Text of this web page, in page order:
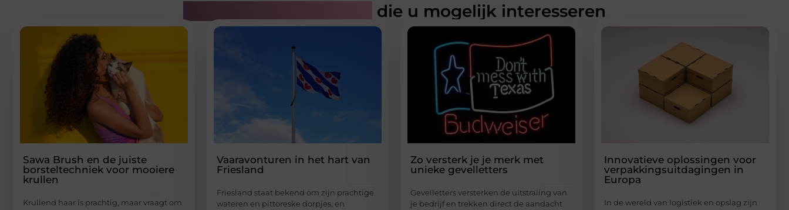
die u mogelijk interesseren
Sawa Brush en de juiste
borsteltechniek voor mooiere
krullen
Krullend haar is prachtig, maar vraagt om
Vaaravonturen in het hart van
Friesland
Friesland staat bekend om zijn prachtige
wateren en pittoreske dorpjes, en
Zo versterk je je merk met
unieke gevelletters
Gevelletters versterken de uitstraling van
je bedrijf en trekken direct de aandacht
Innovatieve oplossingen voor
verpakkingsuitdagingen in
Europa
In de wereld van logistiek en opslag zijn